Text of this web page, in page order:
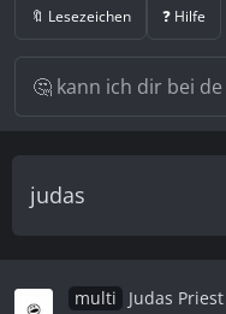
🔖 Lesezeichen ❓ Hilfe
judas
multi Judas